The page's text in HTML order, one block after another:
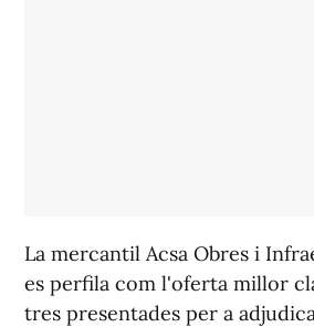
La mercantil Acsa Obres i
es perfila com l'oferta millor
tres presentades per a